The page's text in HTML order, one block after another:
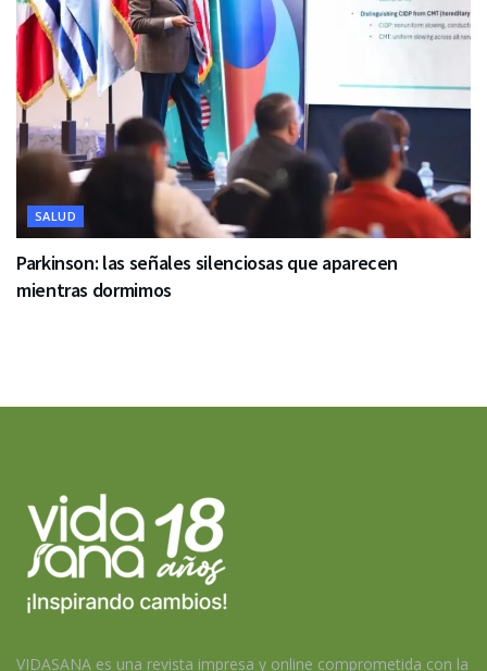
SALUD
Parkinson: las señales silenciosas que aparecen
mientras dormimos
VIDASANA es una revista impresa y online comprometida con la